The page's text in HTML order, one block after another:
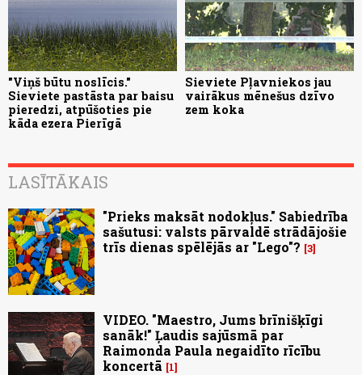
"Viņš būtu noslīcis."
Sieviete pastāsta par baisu
pieredzi, atpūšoties pie
kāda ezera Pierīgā
Sieviete Pļavniekos jau
vairākus mēnešus dzīvo
zem koka
LASĪTĀKAIS
"Prieks maksāt nodokļus." Sabiedrība
sašutusi: valsts pārvaldē strādājošie
trīs dienas spēlējās ar "Lego"? 3
VIDEO. "Maestro, Jums brīnišķīgi
sanāk!" Ļaudis sajūsmā par
Raimonda Paula negaidīto rīcību
koncertā
1